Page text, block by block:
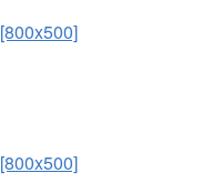
[800x500]
[800x500]